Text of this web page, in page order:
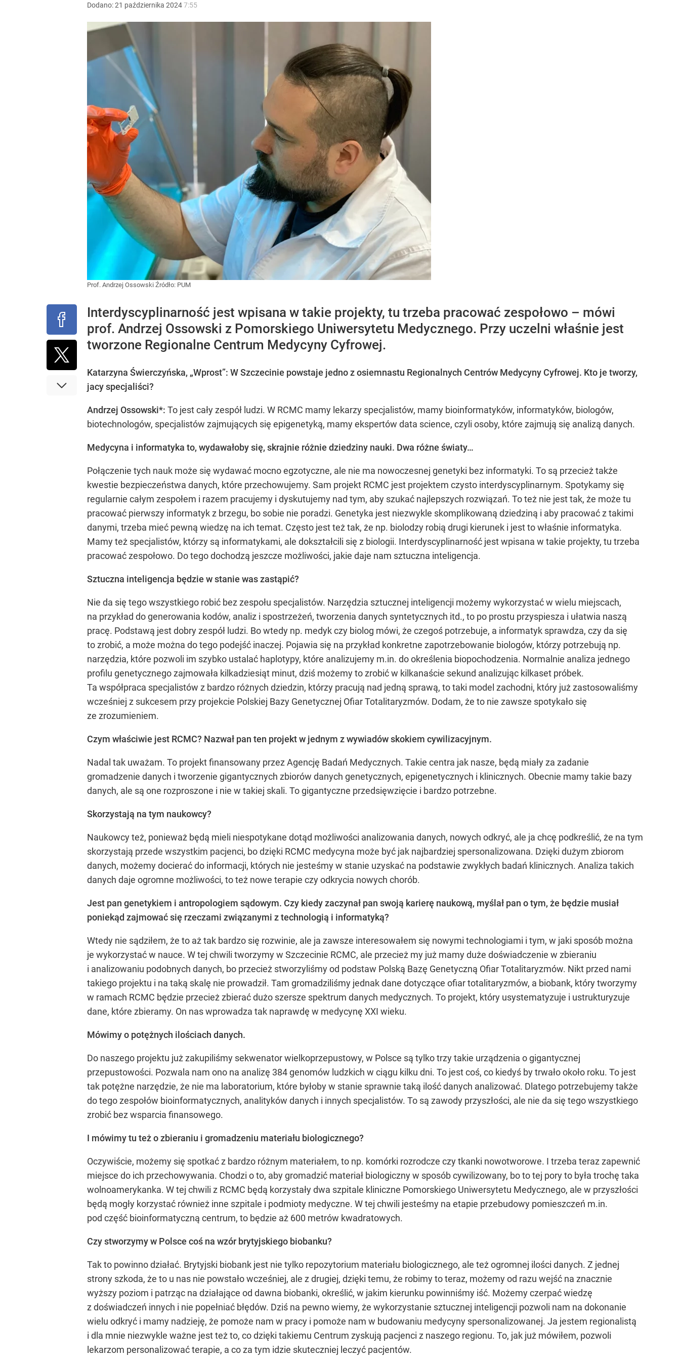
Dodano:21 października 20247:55
Prof. Andrzej Ossowski Źródło: PUM
Interdyscyplinarność jest wpisana w takie projekty, tu trzeba pracować zespołowo – mówi
prof. Andrzej Ossowski z Pomorskiego Uniwersytetu Medycznego. Przy uczelni właśnie jest
tworzone Regionalne Centrum Medycyny Cyfrowej.
Katarzyna Świerczyńska, „Wprost”: W Szczecinie powstaje jedno z osiemnastu Regionalnych Centrów Medycyny Cyfrowej. Kto je tworzy,
jacy specjaliści?
Andrzej Ossowski*: To jest cały zespół ludzi. W RCMC mamy lekarzy specjalistów, mamy bioinformatyków, informatyków, biologów,
biotechnologów, specjalistów zajmujących się epigenetyką, mamy ekspertów data science, czyli osoby, które zajmują się analizą danych.
Medycyna i informatyka to, wydawałoby się, skrajnie różnie dziedziny nauki. Dwa różne światy…
Połączenie tych nauk może się wydawać mocno egzotyczne, ale nie ma nowoczesnej genetyki bez informatyki. To są przecież także
kwestie bezpieczeństwa danych, które przechowujemy. Sam projekt RCMC jest projektem czysto interdyscyplinarnym. Spotykamy się
regularnie całym zespołem i razem pracujemy i dyskutujemy nad tym, aby szukać najlepszych rozwiązań. To też nie jest tak, że może tu
pracować pierwszy informatyk z brzegu, bo sobie nie poradzi. Genetyka jest niezwykle skomplikowaną dziedziną i aby pracować z takimi
danymi, trzeba mieć pewną wiedzę na ich temat. Często jest też tak, że np. biolodzy robią drugi kierunek i jest to właśnie informatyka.
Mamy też specjalistów, którzy są informatykami, ale dokształcili się z biologii. Interdyscyplinarność jest wpisana w takie projekty, tu trzeba
pracować zespołowo. Do tego dochodzą jeszcze możliwości, jakie daje nam sztuczna inteligencja.
Sztuczna inteligencja będzie w stanie was zastąpić?
Nie da się tego wszystkiego robić bez zespołu specjalistów. Narzędzia sztucznej inteligencji możemy wykorzystać w wielu miejscach,
na przykład do generowania kodów, analiz i spostrzeżeń, tworzenia danych syntetycznych itd., to po prostu przyspiesza i ułatwia naszą
pracę. Podstawą jest dobry zespół ludzi. Bo wtedy np. medyk czy biolog mówi, że czegoś potrzebuje, a informatyk sprawdza, czy da się
to zrobić, a może można do tego podejść inaczej. Pojawia się na przykład konkretne zapotrzebowanie biologów, którzy potrzebują np.
narzędzia, które pozwoli im szybko ustalać haplotypy, które analizujemy m.in. do określenia biopochodzenia. Normalnie analiza jednego
profilu genetycznego zajmowała kilkadziesiąt minut, dziś możemy to zrobić w kilkanaście sekund analizując kilkaset próbek.
Ta współpraca specjalistów z bardzo różnych dziedzin, którzy pracują nad jedną sprawą, to taki model zachodni, który już zastosowaliśmy
wcześniej z sukcesem przy projekcie Polskiej Bazy Genetycznej Ofiar Totalitaryzmów. Dodam, że to nie zawsze spotykało się
ze zrozumieniem.
Czym właściwie jest RCMC? Nazwał pan ten projekt w jednym z wywiadów skokiem cywilizacyjnym.
Nadal tak uważam. To projekt finansowany przez Agencję Badań Medycznych. Takie centra jak nasze, będą miały za zadanie
gromadzenie danych i tworzenie gigantycznych zbiorów danych genetycznych, epigenetycznych i klinicznych. Obecnie mamy takie bazy
danych, ale są one rozproszone i nie w takiej skali. To gigantyczne przedsięwzięcie i bardzo potrzebne.
Skorzystają na tym naukowcy?
Naukowcy też, ponieważ będą mieli niespotykane dotąd możliwości analizowania danych, nowych odkryć, ale ja chcę podkreślić, że na tym
skorzystają przede wszystkim pacjenci, bo dzięki RCMC medycyna może być jak najbardziej spersonalizowana. Dzięki dużym zbiorom
danych, możemy docierać do informacji, których nie jesteśmy w stanie uzyskać na podstawie zwykłych badań klinicznych. Analiza takich
danych daje ogromne możliwości, to też nowe terapie czy odkrycia nowych chorób.
Jest pan genetykiem i antropologiem sądowym. Czy kiedy zaczynał pan swoją karierę naukową, myślał pan o tym, że będzie musiał
poniekąd zajmować się rzeczami związanymi z technologią i informatyką?
Wtedy nie sądziłem, że to aż tak bardzo się rozwinie, ale ja zawsze interesowałem się nowymi technologiami i tym, w jaki sposób można
je wykorzystać w nauce. W tej chwili tworzymy w Szczecinie RCMC, ale przecież my już mamy duże doświadczenie w zbieraniu
i analizowaniu podobnych danych, bo przecież stworzyliśmy od podstaw Polską Bazę Genetyczną Ofiar Totalitaryzmów. Nikt przed nami
takiego projektu i na taką skalę nie prowadził. Tam gromadziliśmy jednak dane dotyczące ofiar totalitaryzmów, a biobank, który tworzymy
w ramach RCMC będzie przecież zbierać dużo szersze spektrum danych medycznych. To projekt, który usystematyzuje i ustrukturyzuje
dane, które zbieramy. On nas wprowadza tak naprawdę w medycynę XXI wieku.
Mówimy o potężnych ilościach danych.
Do naszego projektu już zakupiliśmy sekwenator wielkoprzepustowy, w Polsce są tylko trzy takie urządzenia o gigantycznej
przepustowości. Pozwala nam ono na analizę 384 genomów ludzkich w ciągu kilku dni. To jest coś, co kiedyś by trwało około roku. To jest
tak potężne narzędzie, że nie ma laboratorium, które byłoby w stanie sprawnie taką ilość danych analizować. Dlatego potrzebujemy także
do tego zespołów bioinformatycznych, analityków danych i innych specjalistów. To są zawody przyszłości, ale nie da się tego wszystkiego
zrobić bez wsparcia finansowego.
I mówimy tu też o zbieraniu i gromadzeniu materiału biologicznego?
Oczywiście, możemy się spotkać z bardzo różnym materiałem, to np. komórki rozrodcze czy tkanki nowotworowe. I trzeba teraz zapewnić
miejsce do ich przechowywania. Chodzi o to, aby gromadzić materiał biologiczny w sposób cywilizowany, bo to tej pory to była trochę taka
wolnoamerykanka. W tej chwili z RCMC będą korzystały dwa szpitale kliniczne Pomorskiego Uniwersytetu Medycznego, ale w przyszłości
będą mogły korzystać również inne szpitale i podmioty medyczne. W tej chwili jesteśmy na etapie przebudowy pomieszczeń m.in.
pod część bioinformatyczną centrum, to będzie aż 600 metrów kwadratowych.
Czy stworzymy w Polsce coś na wzór brytyjskiego biobanku?
Tak to powinno działać. Brytyjski biobank jest nie tylko repozytorium materiału biologicznego, ale też ogromnej ilości danych. Z jednej
strony szkoda, że to u nas nie powstało wcześniej, ale z drugiej, dzięki temu, że robimy to teraz, możemy od razu wejść na znacznie
wyższy poziom i patrząc na działające od dawna biobanki, określić, w jakim kierunku powinniśmy iść. Możemy czerpać wiedzę
z doświadczeń innych i nie popełniać błędów. Dziś na pewno wiemy, że wykorzystanie sztucznej inteligencji pozwoli nam na dokonanie
wielu odkryć i mamy nadzieję, że pomoże nam w pracy i pomoże nam w budowaniu medycyny spersonalizowanej. Ja jestem regionalistą
i dla mnie niezwykle ważne jest też to, co dzięki takiemu Centrum zyskują pacjenci z naszego regionu. To, jak już mówiłem, pozwoli
lekarzom personalizować terapie, a co za tym idzie skuteczniej leczyć pacjentów.